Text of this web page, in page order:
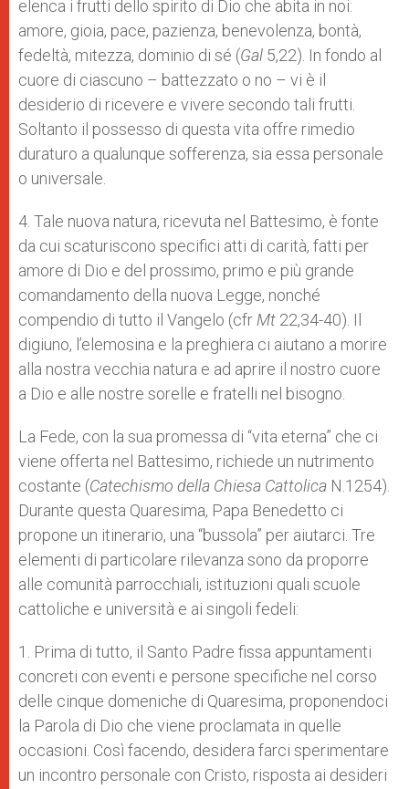
elenca i frutti dello spirito di Dio che abita in noi:
amore, gioia, pace, pazienza, benevolenza, bontà,
fedeltà, mitezza, dominio di sé (Gal 5,22). In fondo al
cuore di ciascuno – battezzato o no – vi è il
desiderio di ricevere e vivere secondo tali frutti.
Soltanto il possesso di questa vita offre rimedio
duraturo a qualunque sofferenza, sia essa personale
o universale.
4. Tale nuova natura, ricevuta nel Battesimo, è fonte
da cui scaturiscono specifici atti di carità, fatti per
amore di Dio e del prossimo, primo e più grande
comandamento della nuova Legge, nonché
compendio di tutto il Vangelo (cfr Mt 22,34-40). Il
digiuno, l’elemosina e la preghiera ci aiutano a morire
alla nostra vecchia natura e ad aprire il nostro cuore
a Dio e alle nostre sorelle e fratelli nel bisogno.
La Fede, con la sua promessa di “vita eterna” che ci
viene offerta nel Battesimo, richiede un nutrimento
costante (Catechismo della Chiesa Cattolica N.1254).
Durante questa Quaresima, Papa Benedetto ci
propone un itinerario, una “bussola” per aiutarci. Tre
elementi di particolare rilevanza sono da proporre
alle comunità parrocchiali, istituzioni quali scuole
cattoliche e università e ai singoli fedeli:
1. Prima di tutto, il Santo Padre fissa appuntamenti
concreti con eventi e persone specifiche nel corso
delle cinque domeniche di Quaresima, proponendoci
la Parola di Dio che viene proclamata in quelle
occasioni. Così facendo, desidera farci sperimentare
un incontro personale con Cristo, risposta ai desideri